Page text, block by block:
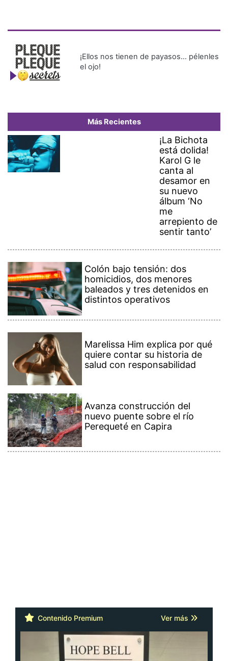
¡Ellos nos tienen de payasos… pélenles
el ojo!
Más Recientes
¡La Bichota
está dolida!
Karol G le
canta al
desamor en
su nuevo
álbum ‘No
me
arrepiento de
sentir tanto’
Colón bajo tensión: dos
homicidios, dos menores
baleados y tres detenidos en
distintos operativos
Marelissa Him explica por qué
quiere contar su historia de
salud con responsabilidad
Avanza construcción del
nuevo puente sobre el río
Perequeté en Capira
Contenido Premium Ver más